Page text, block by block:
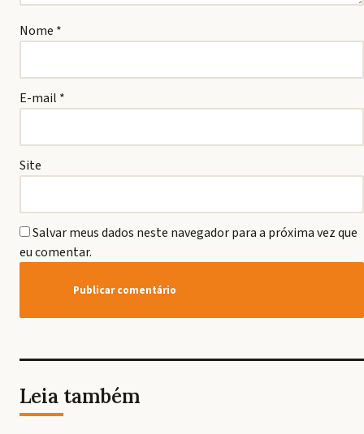
Nome *
E-mail *
Site
Salvar meus dados neste navegador para a próxima vez que
eu comentar.
Leia também